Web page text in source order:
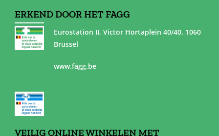
ERKEND DOOR HET FAGG
Eurostation II, Victor Hortaplein 40/40, 1060
Brussel
www.fagg.be
VEILIG ONLINE WINKELEN MET